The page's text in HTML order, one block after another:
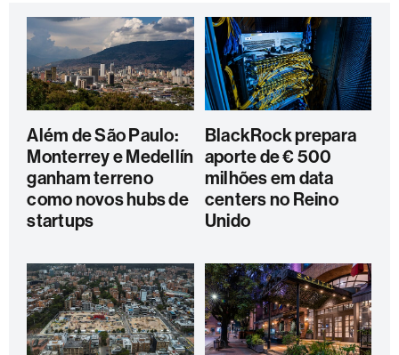
Além de São Paulo:
Monterrey e Medellín
ganham terreno
como novos hubs de
startups
BlackRock prepara
aporte de € 500
milhões em data
centers no Reino
Unido